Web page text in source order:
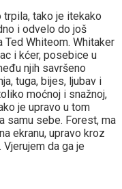
tako je itekako
i odvelo do još
Whiteom. Whitaker
i kćer, posebice u
njih savršeno
tuga, bijes, ljubav i
moćnoj i snažnoj,
je upravo u tom
samu sebe. Forest, ma
ekranu, upravo kroz
da ga je